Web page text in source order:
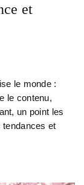
et
le monde :
le contenu,
un point les
tendances et